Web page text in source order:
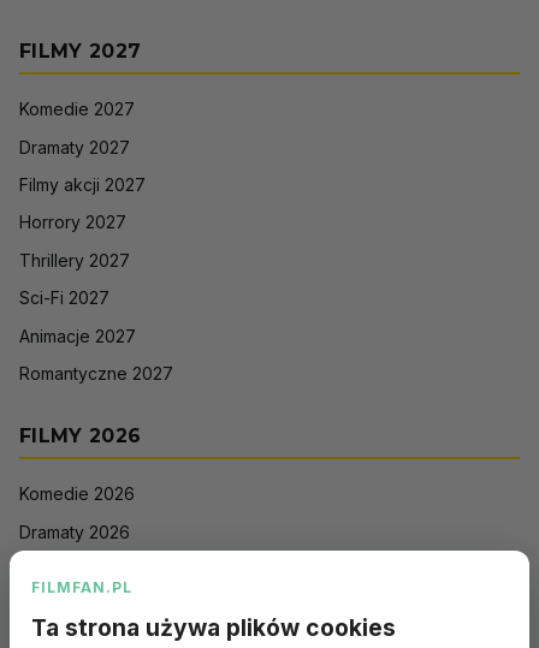
FILMY 2027
Komedie 2027
Dramaty 2027
Filmy akcji 2027
Horrory 2027
Thrillery 2027
Sci-Fi 2027
Animacje 2027
Romantyczne 2027
FILMY 2026
Komedie 2026
Dramaty 2026
FILMFAN.PL
Ta strona używa plików cookies